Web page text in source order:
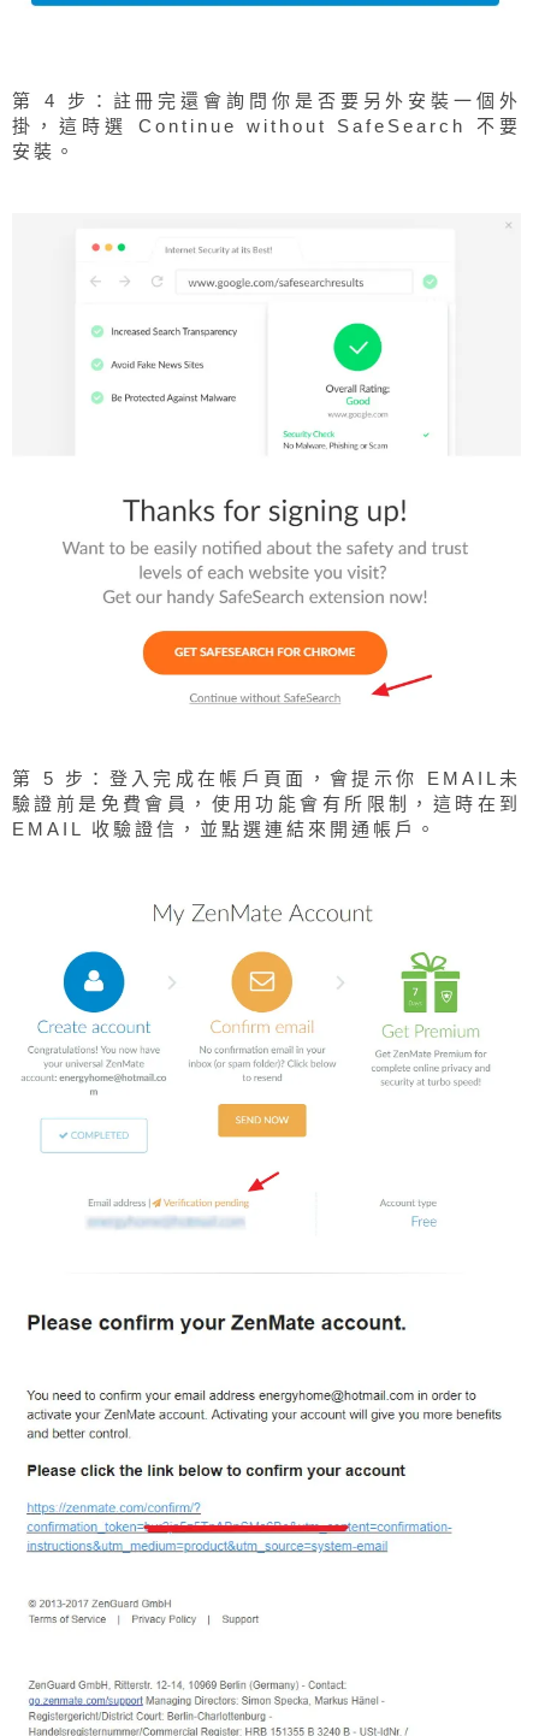
第 4 步：註冊完還會詢問你是否要另外安裝一個外
掛，這時選 Continue without SafeSearch 不要
安裝。
第 5 步：登入完成在帳戶頁面，會提示你 EMAIL未
驗證前是免費會員，使用功能會有所限制，這時在到
EMAIL 收驗證信，並點選連結來開通帳戶。